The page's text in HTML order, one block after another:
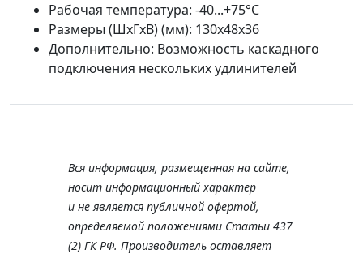
Рабочая температура: -40...+75°С
Размеры (ШхГхВ) (мм): 130х48х36
Дополнительно: Возможность каскадного
подключения нескольких удлинителей
Вся информация, размещенная на сайте,
носит информационный характер
и не является публичной офертой,
определяемой положениями Статьи 437
(2) ГК РФ. Производитель оставляет